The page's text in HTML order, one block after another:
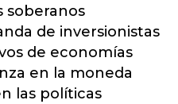
soberanos
de inversionistas
de economías
en la moneda
las políticas